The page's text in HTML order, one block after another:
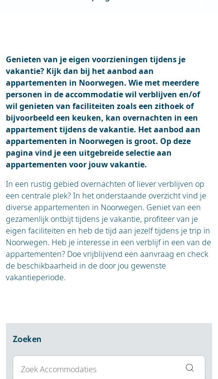
Genieten van je eigen voorzieningen tijdens je
vakantie? Kijk dan bij het aanbod aan
appartementen in Noorwegen. Wie met meerdere
personen in de accommodatie wil verblijven en/of
wil genieten van faciliteiten zoals een zithoek of
bijvoorbeeld een keuken, kan overnachten in een
appartement tijdens de vakantie. Het aanbod aan
appartementen in Noorwegen is groot. Op deze
pagina vind je een uitgebreide selectie aan
appartementen voor jouw vakantie.
In een rustig gebied overnachten of liever verblijven op
een centrale plek? In het onderstaande overzicht vind je
diverse appartementen in Noorwegen. Geniet van een
gezamenlijk ontbijt tijdens je vakantie, profiteer van je
eigen faciliteiten en heb de tijd aan jezelf tijdens je trip in
Noorwegen. Heb je interesse in een verblijf in een van de
appartementen? Doe vrijblijvend een aanvraag en check
de beschikbaarheid in de door jou gewenste
vakantieperiode.
Zoeken